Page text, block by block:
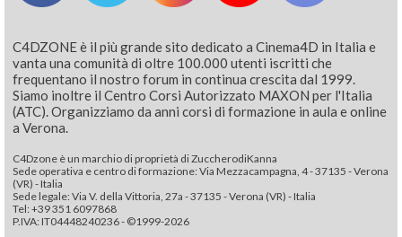
C4DZONE è il più grande sito dedicato a Cinema4D in Italia e
vanta una comunità di oltre 100.000 utenti iscritti che
frequentano il nostro forum in continua crescita dal 1999.
Siamo inoltre il Centro Corsi Autorizzato MAXON per l'Italia
(ATC). Organizziamo da anni corsi di formazione in aula e online
a Verona.
C4Dzone è un marchio di proprietà di ZuccherodiKanna
Sede operativa e centro di formazione: Via Mezzacampagna, 4 - 37135 - Verona
(VR) - Italia
Sede legale: Via V. della Vittoria, 27a - 37135 - Verona (VR) - Italia
Tel: +39 351 6097868‬
P.IVA: IT04448240236 - ©1999-2026